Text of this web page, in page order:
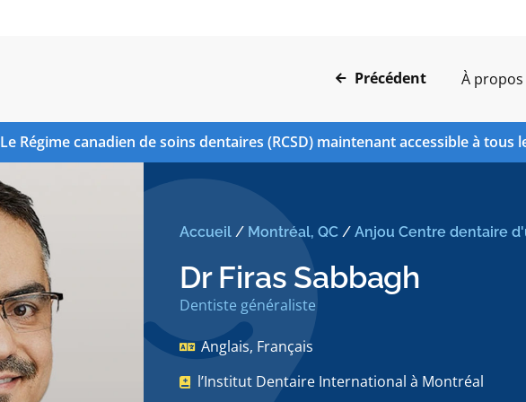
Précédent À propos
Le Régime canadien de soins dentaires (RCSD) maintenant accessible à tous
Accueil/ Montréal, QC / Anjou Centre dentaire
Dr Firas Sabbagh
Dentiste généraliste
Anglais, Français
l’Institut Dentaire International à Montréal